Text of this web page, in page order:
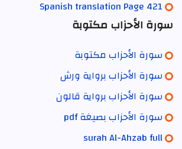
Spanish translation Page 421
سورة الأحزاب مكتوبة
سورة الأحزاب مكتوبة
سورة الأحزاب برواية ورش
سورة الأحزاب برواية قالون
سورة الأحزاب بصيغة pdf
surah Al-Ahzab full